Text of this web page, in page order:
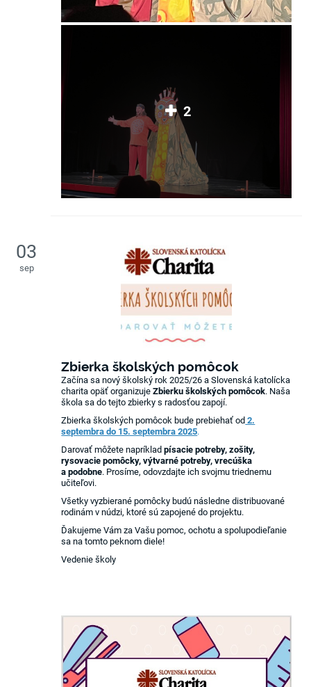
2
03
sep
Zbierka školských pomôcok
Začína sa nový školský rok 2025/26 a Slovenská katolícka
charita opäť organizujeZbierku školských pomôcok. Naša
škola sa do tejto zbierky s radosťou zapojí.
Zbierka školských pomôcok bude prebiehať od 2.
septembra do 15. septembra 2025.
Darovať môžete napríkladpísacie potreby, zošity,
rysovacie pomôcky, výtvarné potreby, vrecúška
a podobne. Prosíme, odovzdajte ich svojmu triednemu
učiteľovi.
Všetky vyzbierané pomôcky budú následne distribuované
rodinám v núdzi, ktoré sú zapojené do projektu.
Ďakujeme Vám za Vašu pomoc, ochotu a spolupodieľanie
sa na tomto peknom diele!
Vedenie školy